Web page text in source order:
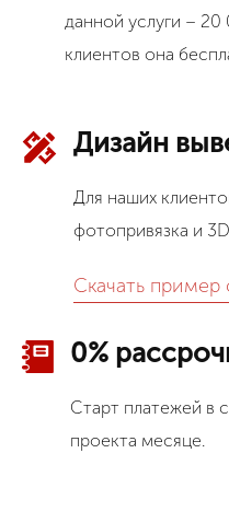
данной услуги –
клиентов она
Дизайн
Для наших
фотопривязка и
Скачать пример
0%
Старт платежей в
проекта месяце.